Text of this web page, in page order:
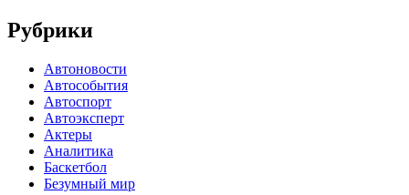
Рубрики
Автоновости
Автособытия
Автоспорт
Автоэксперт
Актеры
Аналитика
Баскетбол
Безумный мир